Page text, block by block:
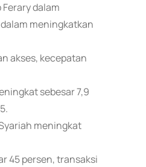
dalam
meningkatkan
akses, kecepatan
sebesar 7,9
meningkat
45 persen, transaksi